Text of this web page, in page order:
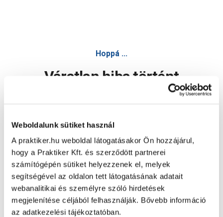
Weboldalunk sütiket használ
A praktiker.hu weboldal látogatásakor Ön hozzájárul,
hogy a Praktiker Kft. és szerződött partnerei
számítógépén sütiket helyezzenek el, melyek
segítségével az oldalon tett látogatásának adatait
webanalitikai és személyre szóló hirdetések
megjelenítése céljából felhasználják. Bővebb információ
az adatkezelési tájékoztatóban.
Hoppá ...
Váratlan hiba történt
Oldal újratöltése